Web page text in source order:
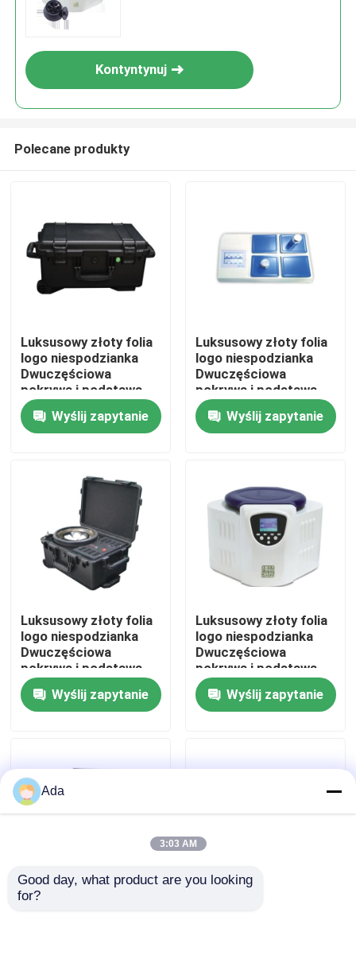
Produkty
Pokaz VR
O nas
Kontrola jakości
Skontaktuj się z nami
Aktualności
Kontyntynuj
Polecane produkty
Luksusowy złoty folia
logo niespodzianka
Dwuczęściowa
pokrywa i podstawa
Bow Krawat
Kartonowy urodziny
prezent papierowy
Wyślij zapytanie
Luksusowy złoty folia
logo niespodzianka
Dwuczęściowa
pokrywa i podstawa
Bow Krawat
Kartonowy urodziny
prezent papierowy
Wyślij zapytanie
Luksusowy złoty folia
logo niespodzianka
Dwuczęściowa
pokrywa i podstawa
Bow Krawat
Kartonowy urodziny
prezent papierowy
Wyślij zapytanie
Luksusowy złoty folia
logo niespodzianka
Dwuczęściowa
pokrywa i podstawa
Bow Krawat
Kartonowy urodziny
prezent papierowy
Wyślij zapytanie
Luksusowy złoty folia
Ada
3:03 AM
Good day, what product are you looking
for?